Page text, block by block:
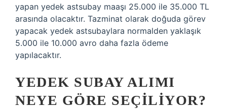
yapan yedek astsubay maaşı 25.000 ile 35.000 TL
arasında olacaktır. Tazminat olarak doğuda görev
yapacak yedek astsubaylara normalden yaklaşık
5.000 ile 10.000 avro daha fazla ödeme
yapılacaktır.
YEDEK SUBAY ALIMI
NEYE GÖRE SEÇILIYOR?